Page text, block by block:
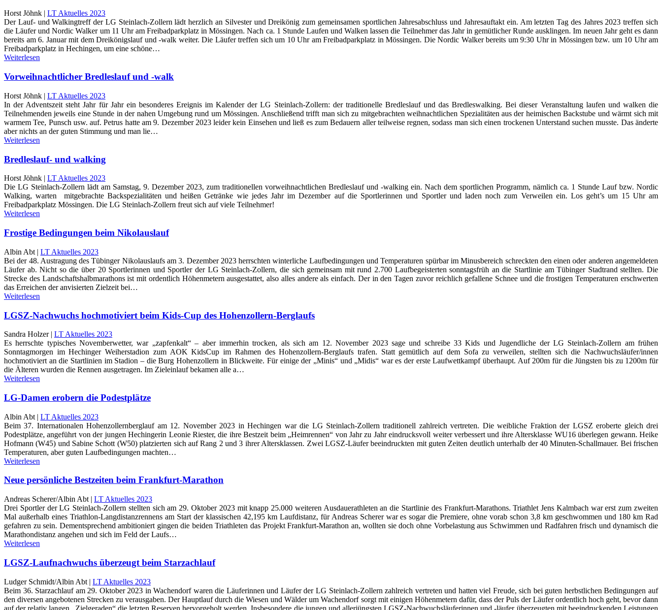
Horst Jöhnk | LT Aktuelles 2023
Der Lauf- und Walkingtreff der LG Steinlach-Zollern lädt herzlich an Silvester und Dreikönig zum gemeinsamen sportlichen Jahresabschluss und Jahresauftakt ein. Am letzten Tag des Jahres 2023 treffen sich
die Läufer und Nordic Walker um 11 Uhr am Freibadparkplatz in Mössingen. Nach ca. 1 Stunde Laufen und Walken lassen die Teilnehmer das Jahr in gemütlicher Runde ausklingen. Im neuen Jahr geht es dann
bereits am 6. Januar mit dem Dreikönigslauf und -walk weiter. Die Läufer treffen sich um 10 Uhr am Freibadparkplatz in Mössingen. Die Nordic Walker bereits um 9:30 Uhr in Mössingen bzw. um 10 Uhr am
Freibadparkplatz in Hechingen, um eine schöne…
Weiterlesen
Vorweihnachtlicher Bredleslauf und -walk
Horst Jöhnk | LT Aktuelles 2023
In der Adventszeit steht Jahr für Jahr ein besonderes Ereignis im Kalender der LG Steinlach-Zollern: der traditionelle Bredleslauf und das Bredleswalking. Bei dieser Veranstaltung laufen und walken die
Teilnehmenden jeweils eine Stunde in der nahen Umgebung rund um Mössingen. Anschließend trifft man sich zu mitgebrachten weihnachtlichen Spezialitäten aus der heimischen Backstube und wärmt sich mit
warmem Tee, Punsch usw. auf. Petrus hatte am 9. Dezember 2023 leider kein Einsehen und ließ es zum Bedauern aller teilweise regnen, sodass man sich einen trockenen Unterstand suchen musste. Das änderte
aber nichts an der guten Stimmung und man lie…
Weiterlesen
Bredleslauf- und walking
Horst Jöhnk | LT Aktuelles 2023
Die LG Steinlach-Zollern lädt am Samstag, 9. Dezember 2023, zum traditionellen vorweihnachtlichen Bredleslauf und -walking ein. Nach dem sportlichen Programm, nämlich ca. 1 Stunde Lauf bzw. Nordic
Walking, warten mitgebrachte Backspezialitäten und heißen Getränke wie jedes Jahr im Dezember auf die Sportlerinnen und Sportler und laden noch zum Verweilen ein. Los geht’s um 15 Uhr am
Freibadparkplatz Mössingen. Die LG Steinlach-Zollern freut sich auf viele Teilnehmer!
Weiterlesen
Frostige Bedingungen beim Nikolauslauf
Albin Abt | LT Aktuelles 2023
Bei der 48. Austragung des Tübinger Nikolauslaufs am 3. Dezember 2023 herrschten winterliche Laufbedingungen und Temperaturen spürbar im Minusbereich schreckten den einen oder anderen angemeldeten
Läufer ab. Nicht so die über 20 Sportlerinnen und Sportler der LG Steinlach-Zollern, die sich gemeinsam mit rund 2.700 Laufbegeisterten sonntagsfrüh an die Startlinie am Tübinger Stadtrand stellten. Die
Strecke des Landschaftshalbmarathons ist mit ordentlich Höhenmetern ausgestattet, also alles andere als einfach. Der in den Tagen zuvor reichlich gefallene Schnee und die frostigen Temperaturen erschwerten
das Erreichen der anvisierten Zielzeit bei…
Weiterlesen
LGSZ-Nachwuchs hochmotiviert beim Kids-Cup des Hohenzollern-Berglaufs
Sandra Holzer | LT Aktuelles 2023
Es herrschte typisches Novemberwetter, war „zapfenkalt“ – aber immerhin trocken, als sich am 12. November 2023 sage und schreibe 33 Kids und Jugendliche der LG Steinlach-Zollern am frühen
Sonntagmorgen im Hechinger Weiherstadion zum AOK KidsCup im Rahmen des Hohenzollern-Berglaufs trafen. Statt gemütlich auf dem Sofa zu verweilen, stellten sich die Nachwuchsläufer/innen
hochmotiviert an die Startlinien im Stadion – die Burg Hohenzollern in Blickweite. Für einige der „Minis“ und „Midis“ war es der erste Laufwettkampf überhaupt. Auf 200m für die Jüngsten bis zu 1200m für
die Älteren wurden die Rennen ausgetragen. Im Zieleinlauf bekamen alle a…
Weiterlesen
LG-Damen erobern die Podestplätze
Albin Abt | LT Aktuelles 2023
Beim 37. Internationalen Hohenzollernberglauf am 12. November 2023 in Hechingen war die LG Steinlach-Zollern traditionell zahlreich vertreten. Die weibliche Fraktion der LGSZ eroberte gleich drei
Podestplätze, angeführt von der jungen Hechingerin Leonie Riester, die ihre Bestzeit beim „Heimrennen“ von Jahr zu Jahr eindrucksvoll weiter verbessert und ihre Altersklasse WU16 überlegen gewann. Heike
Hofmann (W45) und Sabine Schott (W50) platzierten sich auf Rang 2 und 3 ihrer Altersklassen. Zwei LGSZ-Läufer beeindruckten mit guten Zeiten deutlich unterhalb der 40 Minuten-Schallmauer. Bei frischen
Temperaturen, aber guten Laufbedingungen machten…
Weiterlesen
Neue persönliche Bestzeiten beim Frankfurt-Marathon
Andreas Scherer/Albin Abt | LT Aktuelles 2023
Drei Sportler der LG Steinlach-Zollern stellten sich am 29. Oktober 2023 mit knapp 25.000 weiteren Ausdauerathleten an die Startlinie des Frankfurt-Marathons. Triathlet Jens Kalmbach war erst zum zweiten
Mal außerhalb eines Triathlon-Langdistanzrennens am Start der klassischen 42,195 km Laufdistanz, für Andreas Scherer war es sogar die Premiere, ohne vorab schon 3,8 km geschwommen und 180 km Rad
gefahren zu sein. Dementsprechend ambitioniert gingen die beiden Triathleten das Projekt Frankfurt-Marathon an, wollten sie doch ohne Vorbelastung aus Schwimmen und Radfahren frisch und dynamisch die
Marathondistanz angehen und sich im Feld der Laufs…
Weiterlesen
LGSZ-Laufnachwuchs überzeugt beim Starzachlauf
Ludger Schmidt/Albin Abt | LT Aktuelles 2023
Beim 36. Starzachlauf am 29. Oktober 2023 in Wachendorf waren die Läuferinnen und Läufer der LG Steinlach-Zollern zahlreich vertreten und hatten viel Freude, sich bei guten herbstlichen Bedingungen auf
den diversen angebotenen Strecken zu verausgaben. Der Hauptlauf durch die Wiesen und Wälder um Wachendorf sorgt mit einigen Höhenmetern dafür, dass der Puls der Läufer ordentlich hoch geht, bevor dann
auf der relativ langen „Zielgeraden“ die letzten Reserven hervorgeholt werden. Insbesondere die jungen und allerjüngsten LGSZ-Nachwuchsläuferinnen und -läufer überzeugten mit beeindruckenden Leistungen